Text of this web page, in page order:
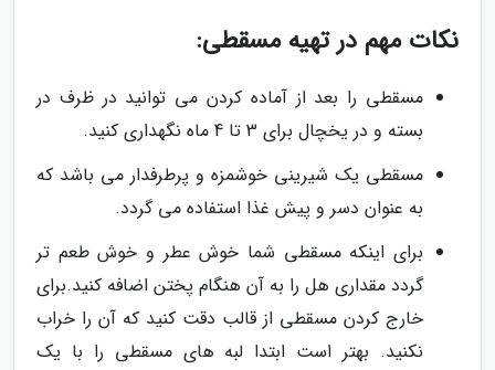
نکات مهم در تهیه مسقطی:
مسقطی را بعد از آماده کردن می توانید در ظرف در
بسته و در یخچال برای 3 تا 4 ماه نگهداری کنید.
مسقطی یک شیرینی خوشمزه و پرطرفدار می باشد که
به عنوان دسر و پیش غذا استفاده می گردد.
برای اینکه مسقطی شما خوش عطر و خوش طعم تر
گردد مقداری هل را به آن هنگام پختن اضافه کنید.برای
خارج کردن مسقطی از قالب دقت کنید که آن را خراب
نکنید. بهتر است ابتدا لبه های مسقطی را با یک